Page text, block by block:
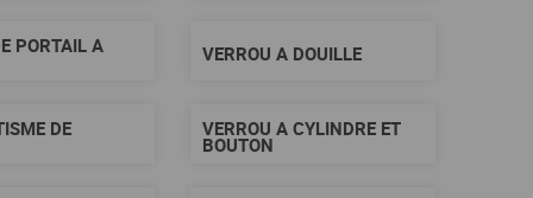
PORTAIL A VERROU A DOUILLE
DE VERROU A CYLINDRE ET
BOUTON